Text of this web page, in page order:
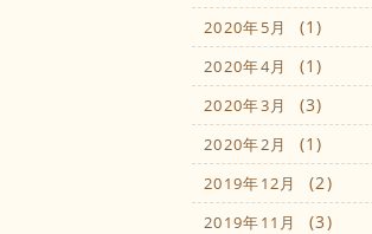
2020年5月 (1)
2020年4月 (1)
2020年3月 (3)
2020年2月 (1)
2019年12月 (2)
2019年11月 (3)